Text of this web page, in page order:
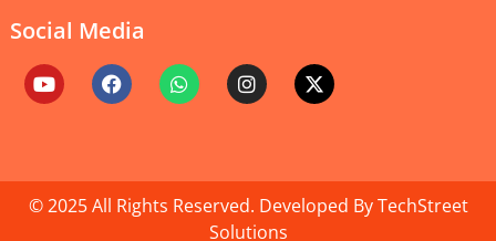
Social Media
© 2025 All Rights Reserved. Developed ByTechStreet
Solutions